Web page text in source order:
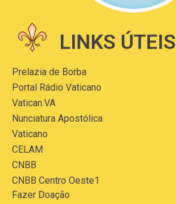
LINKS ÚTEIS
Prelazia de Borba
Portal Rádio Vaticano
Vatican.VA
Nunciatura Apostólica
Vaticano
CELAM
CNBB
CNBB Centro Oeste1
Fazer Doação